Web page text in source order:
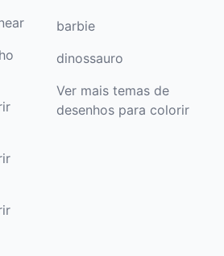
barbie
dinossauro
Ver mais temas de
desenhos para colorir